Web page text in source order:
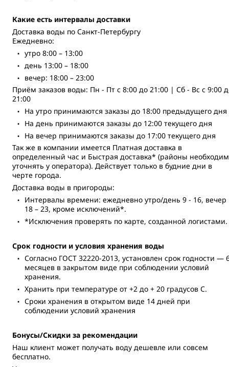
Какие есть интервалы доставки
Доставка воды по Санкт-Петербургу
Ежедневно:
утро 8:00 – 13:00
день 13:00 – 18:00
вечер: 18:00 – 23:00
Приём заказов воды: Пн - Пт с 8:00 до 21:00 | Сб - Вc с 9:00
21:00
На утро принимаются заказы до 18:00 предыдущего дня
На день принимаются заказы до 12:00 текущего дня
На вечер принимаются заказы до 17:00 текущего дня
Так же в компании имеется Платная доставка в
определенный час и Быстрая доставка* (районы
уточнять у оператора). Действует только в будние дни в
черте города.
Доставка воды в пригороды:
Интервалы времени: ежедневно утро/день 9 - 16, вечер
18 – 23, кроме исключений*.
*Исключения проверять по карте, созданной логистами.
Срок годности и условия хранения воды
Согласно ГОСТ 32220-2013, установлен срок годности —
месяцев в закрытом виде при соблюдении условий
хранения.
Хранить при температуре от +2 до + 20 градусов С.
Сроки хранения в открытом виде 14 дней при
соблюдении условий хранения
Бонусы/Скидки за рекомендации
Наш клиент может получать воду дешевле или совсем
бесплатно.